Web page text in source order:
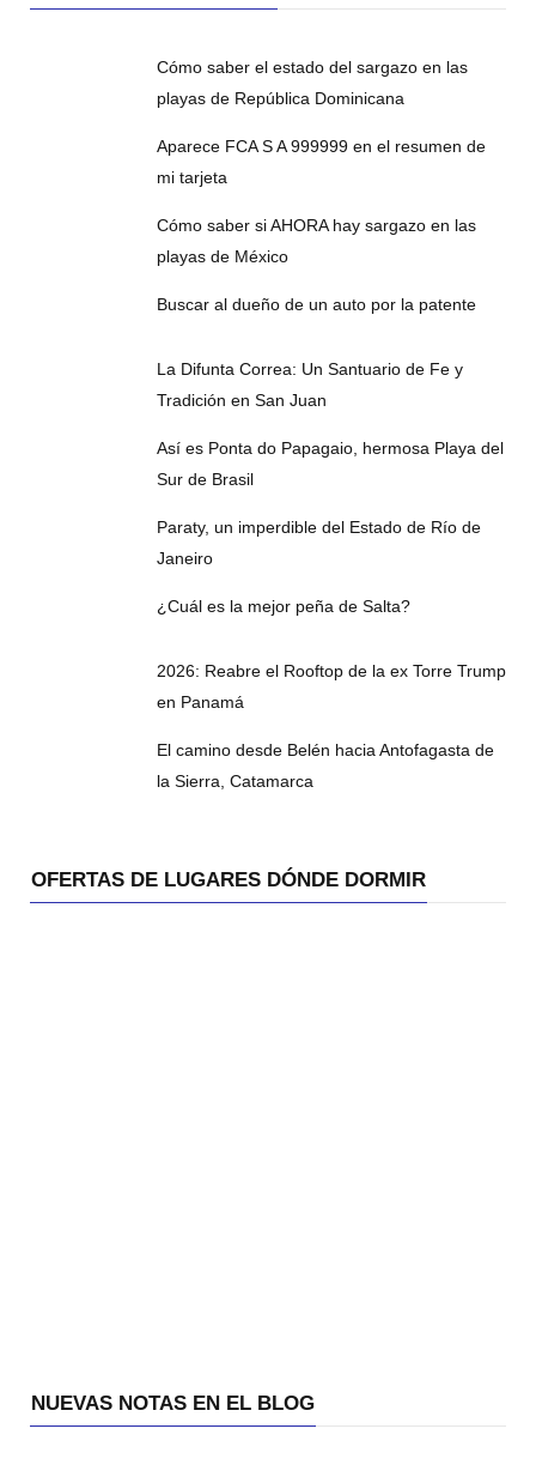
Cómo saber el estado del sargazo en las
playas de República Dominicana
Aparece FCA S A 999999 en el resumen de
mi tarjeta
Cómo saber si AHORA hay sargazo en las
playas de México
Buscar al dueño de un auto por la patente
La Difunta Correa: Un Santuario de Fe y
Tradición en San Juan
Así es Ponta do Papagaio, hermosa Playa del
Sur de Brasil
Paraty, un imperdible del Estado de Río de
Janeiro
¿Cuál es la mejor peña de Salta?
2026: Reabre el Rooftop de la ex Torre Trump
en Panamá
El camino desde Belén hacia Antofagasta de
la Sierra, Catamarca
OFERTAS DE LUGARES DÓNDE DORMIR
NUEVAS NOTAS EN EL BLOG